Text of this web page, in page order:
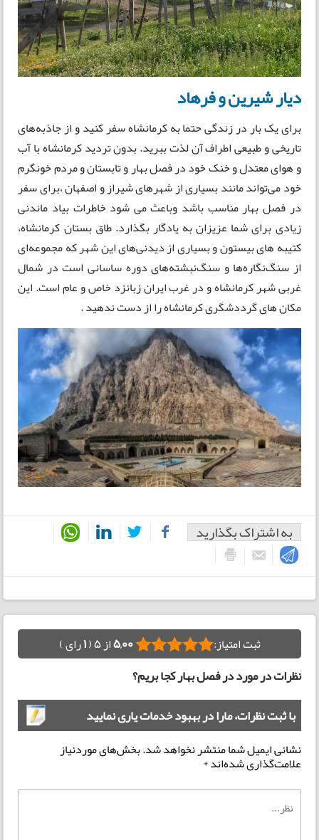
دیار شیرین و فرهاد
برای یک بار در زندگی حتما به کرمانشاه سفر کنید و از جاذبه‌‌های
تاریخی و طبیعی اطراف آن لذت ببرید. بدون تردید کرمانشاه با آب
و هوای معتدل و خنک خود در فصل بهار و تابستان و مردم خونگرم
خود می‌تواند مانند بسیاری از شهرهای شیراز و اصفهان ،برای سفر
در فصل بهار مناسب باشد وباعث می شود خاطرات بیاد ماندنی
زیادی برای شما عزیزان به یادگار بگذارد. طاق بستان کرمانشاه،
کتیبه های بیستون و بسیاری از دیدنی‌های این شهر که مجموعه‌ای
از سنگ‌نگاره‌ها و سنگ‌نبشته‌های دوره‌ ساسانی است در شمال‌
غربی شهر کرمانشاه و در غرب ایران زبانزد خاص و عام است. این
مکان های گرددشگری کرمانشاه را از دست ندهید .
به اشتراک بگذارید
ثبت امتیاز: 5,00از 5 ( 1رای )
نظرات در مورد در فصل بهار کجا بریم؟
با ثبت نظرات، مارا در بهبود خدمات یاری نمایید
نشانی ایمیل شما منتشر نخواهد شد.بخش‌های موردنیاز
علامت‌گذاری شده‌اند*